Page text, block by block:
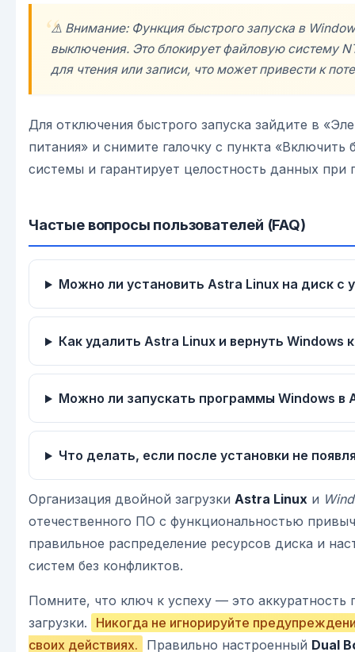
⚠️ Внимание: Функция быстрого запуска в
выключения. Это блокирует файловую систему
для чтения или записи, что может привести к
Для отключения быстрого запуска зайдите в
питания» и снимите галочку с пункта
системы и гарантирует целостность данных
Частые вопросы пользователей (FAQ)
Можно ли установить Astra Linux на диск с
Как удалить Astra Linux и вернуть Windows
Можно ли запускать программы Windows в
Что делать, если после установки не
Организация двойной загрузки Astra Linux и
отечественного ПО с функциональностью
правильное распределение ресурсов диска и
систем без конфликтов.
Помните, что ключ к успеху — это
загрузки.
Никогда не игнорируйте
своих действиях.
Правильно настроенный Dual